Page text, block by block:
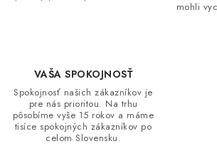
u
mohli
VAŠA SPOKOJNOSŤ
Spokojnosť našich zákazníkov je
pre nás prioritou. Na trhu
pôsobíme vyše 15 rokov a máme
tisíce spokojných zákazníkov po
celom Slovensku.